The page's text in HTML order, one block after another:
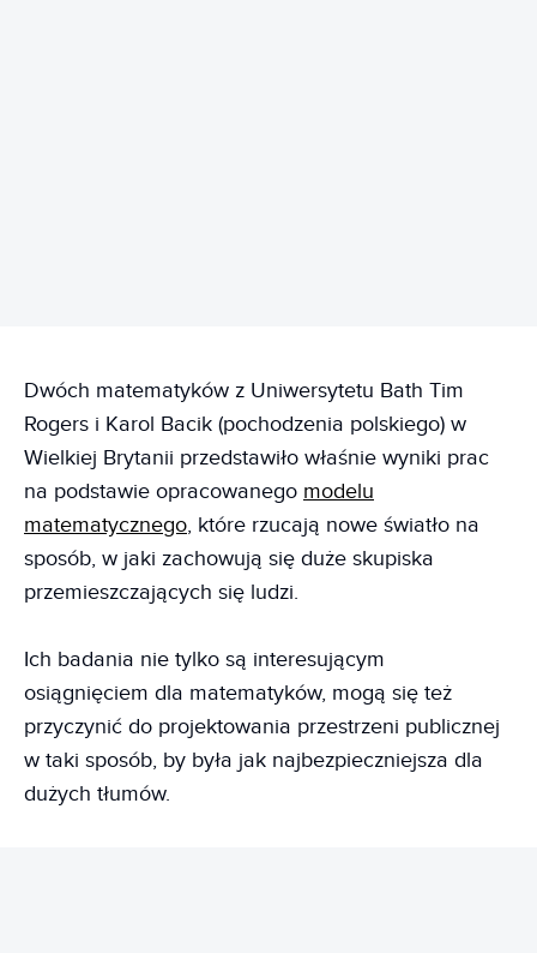
Dwóch matematyków z Uniwersytetu Bath Tim
Rogers i Karol Bacik (pochodzenia polskiego) w
Wielkiej Brytanii przedstawiło właśnie wyniki prac
na podstawie opracowanego modelu
matematycznego, które rzucają nowe światło na
sposób, w jaki zachowują się duże skupiska
przemieszczających się ludzi.
Ich badania nie tylko są interesującym
osiągnięciem dla matematyków, mogą się też
przyczynić do projektowania przestrzeni publicznej
w taki sposób, by była jak najbezpieczniejsza dla
dużych tłumów.